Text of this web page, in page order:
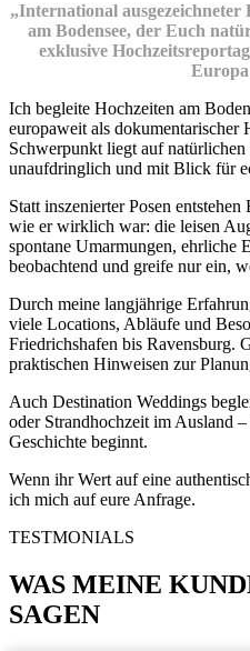
„International
am Bodensee, der Euch
exklusive
Ich begleite Hochzeiten am
europaweit als dokumentarischer
Schwerpunkt liegt auf
unaufdringlich und mit Blick für
Statt inszenierter Posen
wie er wirklich war: die leisen
spontane Umarmungen, ehrliche
beobachtend und greife nur ein,
Durch meine langjährige
viele Locations, Abläufe und
Friedrichshafen bis Ravensburg.
praktischen Hinweisen zur
Auch Destination Weddings
oder Strandhochzeit im Ausland
Geschichte beginnt.
Wenn ihr Wert auf eine
ich mich auf eure Anfrage.
TESTMONIALS
WAS MEINE
SAGEN